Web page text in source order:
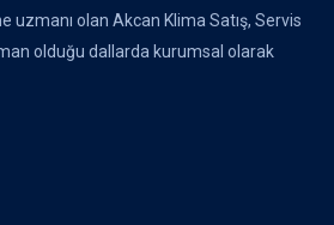
olan Akcan Klima Satış, Servis
olduğu dallarda kurumsal olarak